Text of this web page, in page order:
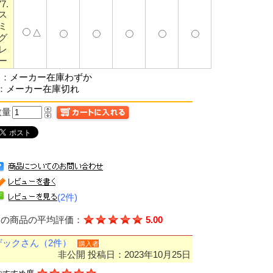
△
メーカー在庫わずか
メーカー在庫切れ
量
(2件)
商品の平均評価： 5.00
ックさん（2件） 購入者
非公開 投稿日：2023年10月25日